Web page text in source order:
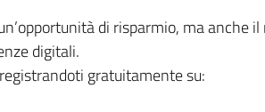
di risparmio, ma anche
digitali.
gratuitamente su: